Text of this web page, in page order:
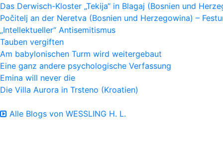
Das Derwisch-Kloster „Tekija“ in Blagaj (Bosnien und
Počitelj an der Neretva (Bosnien und Herzegowina) –
„Intellektueller“ Antisemitismus
Tauben vergiften
Am babylonischen Turm wird weitergebaut
Eine ganz andere psychologische Verfassung
Emina will never die
Die Villa Aurora in Trsteno (Kroatien)
Alle Blogs von WESSLING H. L.